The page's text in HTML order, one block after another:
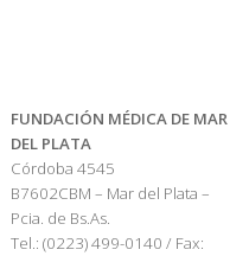
FUNDACIÓN MÉDICA DE MAR
DEL PLATA
Córdoba 4545
B7602CBM – Mar del Plata –
Pcia. de Bs.As.
Tel.: (0223) 499-0140 / Fax: